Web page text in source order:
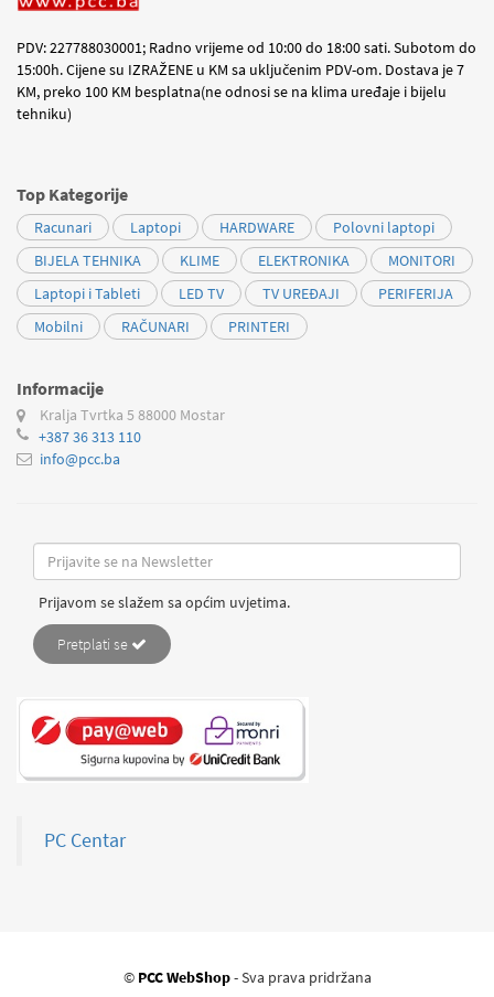
PDV: 227788030001; Radno vrijeme od 10:00 do 18:00 sati. Subotom do
15:00h. Cijene su IZRAŽENE u KM sa uključenim PDV-om. Dostava je 7
KM, preko 100 KM besplatna(ne odnosi se na klima uređaje i bijelu
tehniku)
Top Kategorije
Racunari Laptopi HARDWARE
Polovni laptopi
BIJELA TEHNIKA
KLIME ELEKTRONIKA
MONITORI
Laptopi i Tableti
LED TV TV UREĐAJI
PERIFERIJA
Mobilni
RAČUNARI PRINTERI
Informacije
Kralja Tvrtka 5 88000 Mostar
+387 36 313 110
info@pcc.ba
Prijavom se slažem sa općim uvjetima.
Pretplati se
PC Centar
© PCC WebShop- Sva prava pridržana